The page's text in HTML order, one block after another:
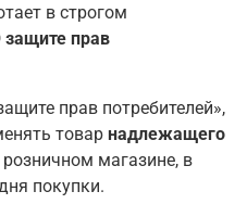
в строгом
прав
прав потребителей»,
товар надлежащего
магазине, в
покупки.